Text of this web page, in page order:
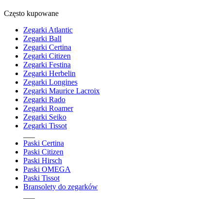
Często kupowane
Zegarki Atlantic
Zegarki Ball
Zegarki Certina
Zegarki Citizen
Zegarki Festina
Zegarki Herbelin
Zegarki Longines
Zegarki Maurice Lacroix
Zegarki Rado
Zegarki Roamer
Zegarki Seiko
Zegarki Tissot
Paski Certina
Paski Citizen
Paski Hirsch
Paski OMEGA
Paski Tissot
Bransolety do zegarków